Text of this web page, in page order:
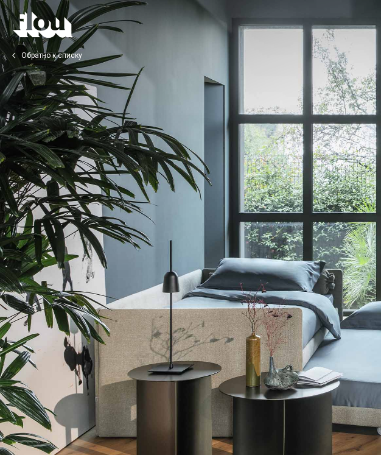
Обратно к списку